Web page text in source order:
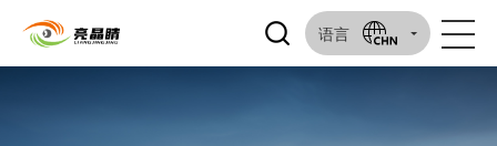
语言